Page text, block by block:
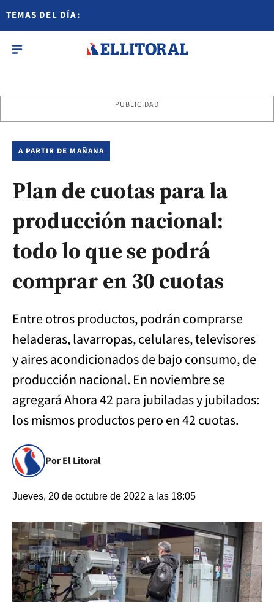
TEMAS DEL DÍA:
PUBLICIDAD
A PARTIR DE MAÑANA
Plan de cuotas para la
producción nacional:
todo lo que se podrá
comprar en 30 cuotas
Entre otros productos, podrán comprarse
heladeras, lavarropas, celulares, televisores
y aires acondicionados de bajo consumo, de
producción nacional. En noviembre se
agregará Ahora 42 para jubiladas y jubilados:
los mismos productos pero en 42 cuotas.
Por El Litoral
Jueves, 20 de octubre de 2022 a las 18:05